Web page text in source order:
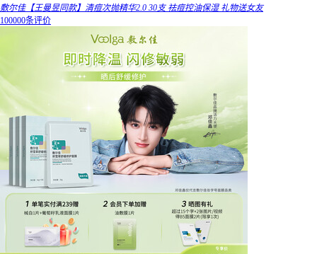
敷尔佳【王曼昱同款】清痘次抛精华2.0 30支 祛痘控油保湿 礼物送女友
100000条评价